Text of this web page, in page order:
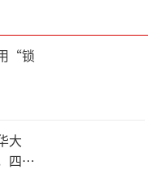
亿元，项目建设周
产线及研发中心，
流基地等。
“锁
大
四大